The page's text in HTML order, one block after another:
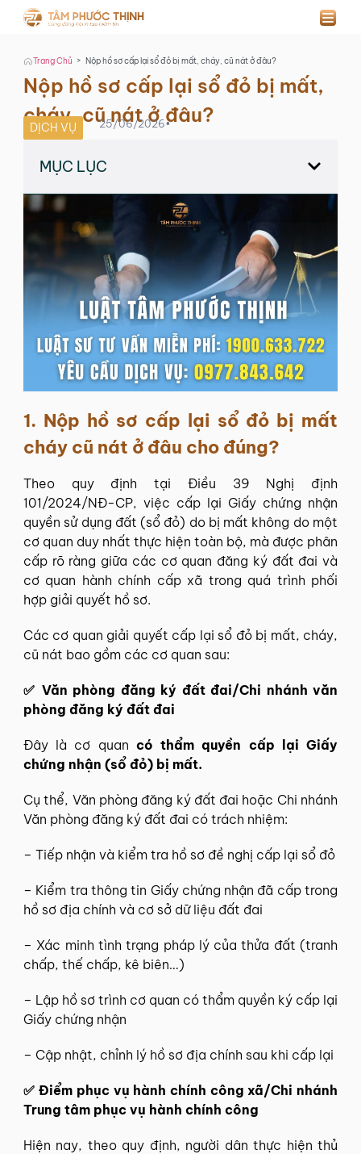
Trang Chủ > Nộp hồ sơ cấp lại sổ đỏ bị mất, cháy, cũ nát ở đâu?
Nộp hồ sơ cấp lại sổ đỏ bị mất,
cháy, cũ nát ở đâu?
DỊCH VỤ 25/06/2026•
MỤC LỤC
1. Nộp hồ sơ cấp lại sổ đỏ bị mất
cháy cũ nát ở đâu cho đúng?
Theo quy định tại Điều 39 Nghị định
101/2024/NĐ-CP, việc cấp lại Giấy chứng nhận
quyền sử dụng đất (sổ đỏ) do bị mất không do một
cơ quan duy nhất thực hiện toàn bộ, mà được phân
cấp rõ ràng giữa các cơ quan đăng ký đất đai và
cơ quan hành chính cấp xã trong quá trình phối
hợp giải quyết hồ sơ.
Các cơ quan giải quyết cấp lại sổ đỏ bị mất, cháy,
cũ nát bao gồm các cơ quan sau:
✅ Văn phòng đăng ký đất đai/Chi nhánh văn
phòng đăng ký đất đai
Đây là cơ quan có thẩm quyền cấp lại Giấy
chứng nhận (sổ đỏ) bị mất.
Cụ thể, Văn phòng đăng ký đất đai hoặc Chi nhánh
Văn phòng đăng ký đất đai có trách nhiệm:
– Tiếp nhận và kiểm tra hồ sơ đề nghị cấp lại sổ đỏ
– Kiểm tra thông tin Giấy chứng nhận đã cấp trong
hồ sơ địa chính và cơ sở dữ liệu đất đai
– Xác minh tình trạng pháp lý của thửa đất (tranh
chấp, thế chấp, kê biên…)
– Lập hồ sơ trình cơ quan có thẩm quyền ký cấp lại
Giấy chứng nhận
– Cập nhật, chỉnh lý hồ sơ địa chính sau khi cấp lại
✅ Điểm phục vụ hành chính công xã/Chi nhánh
Trung tâm phục vụ hành chính công
Hiện nay, theo quy định, người dân thực hiện thủ